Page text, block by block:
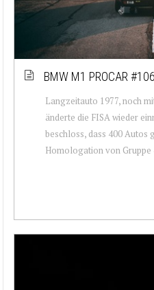
BMW M1 PROCAR
Langzeitauto 1977, noch
änderte die FISA wieder
beschloss, dass 400 Autos
Homologation von Gruppe